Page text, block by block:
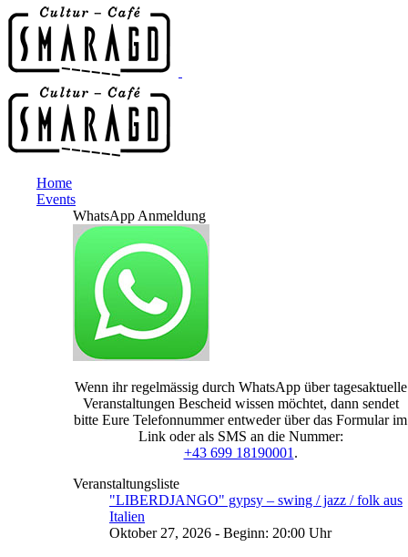
Home
Events
WhatsApp Anmeldung
Wenn ihr regelmässig durch WhatsApp über tagesaktuelle
Veranstaltungen Bescheid wissen möchtet, dann sendet
bitte Eure Telefonnummer entweder über das Formular im
Link oder als SMS an die Nummer:
+43 699 18190001 .
Veranstaltungsliste
"LIBERDJANGO" gypsy – swing / jazz / folk aus
Italien
Oktober 27, 2026 - Beginn: 20:00 Uhr